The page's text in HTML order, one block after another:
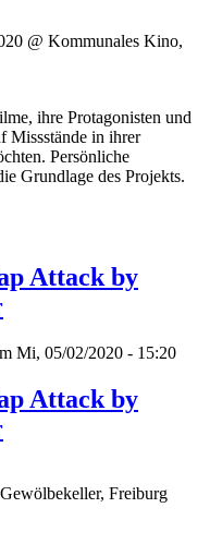
@ Kommunales Kino,
ihre Protagonisten und
Missstände in ihrer
Persönliche
Grundlage des Projekts.
Attack by
Mi, 05/02/2020 - 15:20
Attack by
Freiburg